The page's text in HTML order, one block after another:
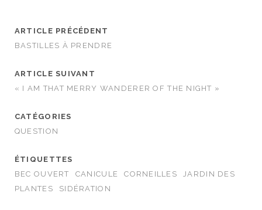
ARTICLE PRÉCÉDENT
BASTILLES À PRENDRE
ARTICLE SUIVANT
« I AM THAT MERRY WANDERER OF THE NIGHT »
CATÉGORIES
QUESTION
ÉTIQUETTES
BEC OUVERT
CANICULE CORNEILLES
JARDIN DES
PLANTES
SIDÉRATION